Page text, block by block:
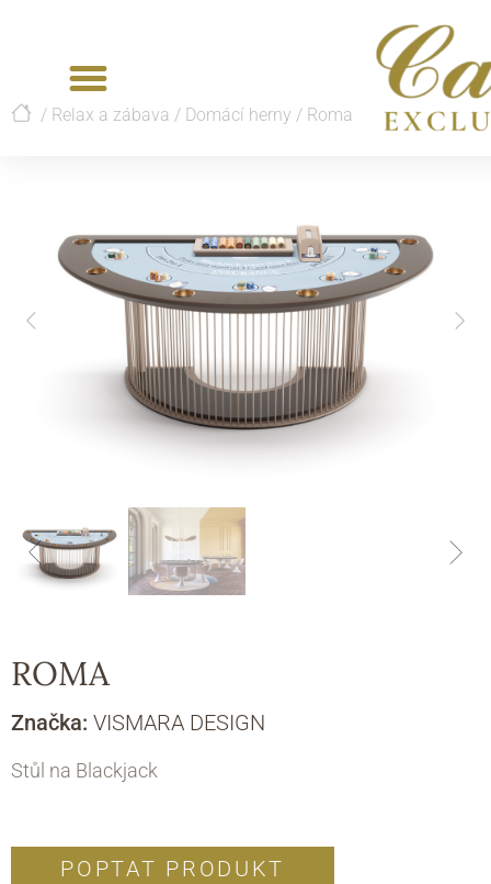
/ Relax a zábava / Domácí herny / Roma
ROMA
Značka: VISMARA DESIGN
Stůl na Blackjack
POPTAT PRODUKT